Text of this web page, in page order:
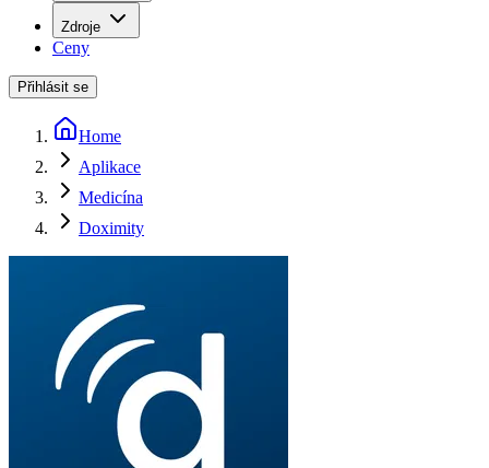
Zdroje
Ceny
Přihlásit se
Home
Aplikace
Medicína
Doximity